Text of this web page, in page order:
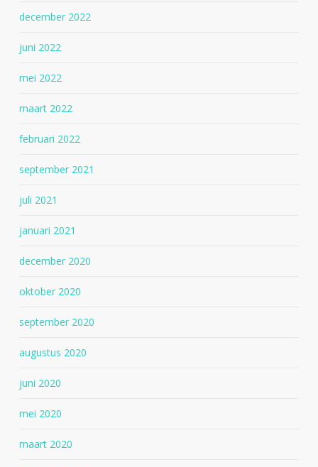
december 2022
juni 2022
mei 2022
maart 2022
februari 2022
september 2021
juli 2021
januari 2021
december 2020
oktober 2020
september 2020
augustus 2020
juni 2020
mei 2020
maart 2020